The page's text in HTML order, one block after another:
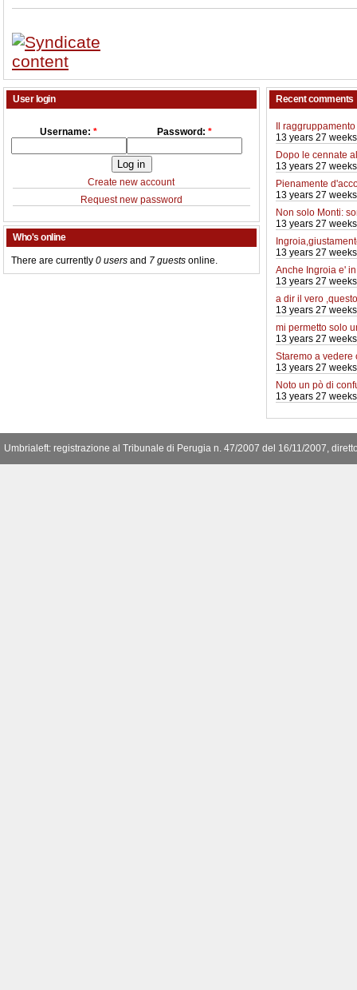
User login
Username:* Password: *
Create new account
Request new password
Who's online
There are currently 0 users and 7 guests online.
Recent comments
Il
13 years 27
Dopo le cennate
13 years 27
Pienamente
13 years 27
Non solo Monti:
13 years 27
13 years 27
Anche Ingroia e'
13 years 27
a dir il vero ,questo
13 years 27
mi permetto solo
13 years 27
Staremo a vedere
13 years 27
Noto un pò di
13 years 27
Umbrialeft: registrazione al Tribunale di Perugia n. 47/2007 del 16/11/2007,